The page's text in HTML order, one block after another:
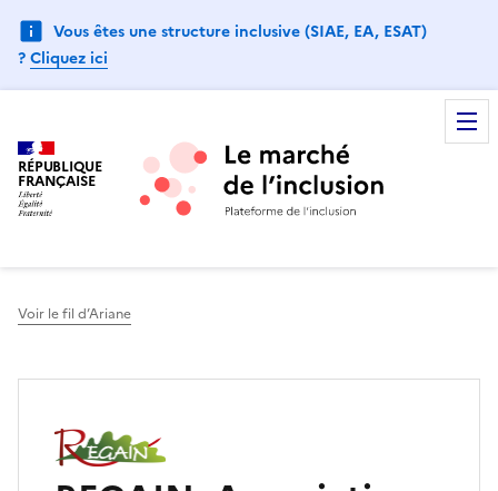
Vous êtes une structure inclusive (SIAE, EA, ESAT)
?Cliquez ici
RÉPUBLIQUE
FRANÇAISE
Voir le fil d’Ariane